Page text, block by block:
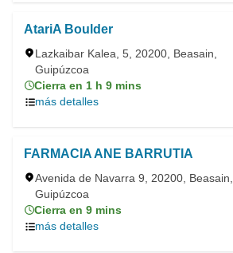
AtariA Boulder
Lazkaibar Kalea, 5, 20200, Beasain,
Guipúzcoa
Cierra en 1 h 9 mins
más detalles
FARMACIA ANE BARRUTIA
Avenida de Navarra 9, 20200, Beasain,
Guipúzcoa
Cierra en 9 mins
más detalles